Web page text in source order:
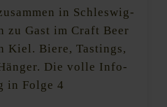
Beer.
Zu
Besuch
bei
Brewcomer
in
2018
in Schleswig-
zu Gast im Craft Beer
Kiel. Biere, Tastings,
Die volle Info-
in Folge 4